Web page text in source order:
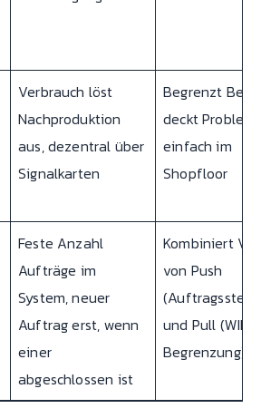
Verbrauch löst
Nachproduktion
aus, dezentral über
Signalkarten
Begrenzt
deckt
einfach im
Shopfloor
Feste Anzahl
Aufträge im
System, neuer
Auftrag erst, wenn
einer
abgeschlossen ist
Kombiniert
von Push
und Pull (WIP-
Begrenzung)